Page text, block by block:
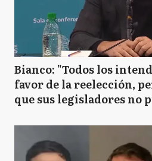
Bianco: "Todos los
favor de la reelección,
que sus legisladores no